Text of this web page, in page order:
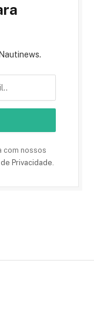
com nossos
Privacidade